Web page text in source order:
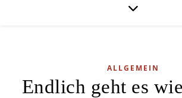
ALLGEMEIN
Endlich geht es